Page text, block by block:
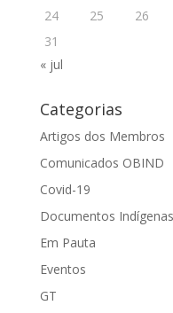
24
25 26
31
« jul
Categorias
Artigos dos Membros
Comunicados OBIND
Covid-19
Documentos Indígenas
Em Pauta
Eventos
GT